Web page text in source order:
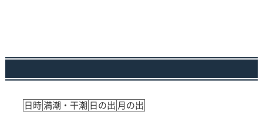
日時満潮・干潮 日の出 月の出